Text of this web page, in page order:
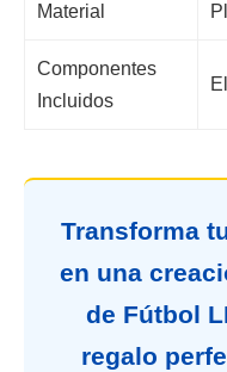
Material
Componentes
Incluidos
Transforma
en una
de Fútbol
regalo